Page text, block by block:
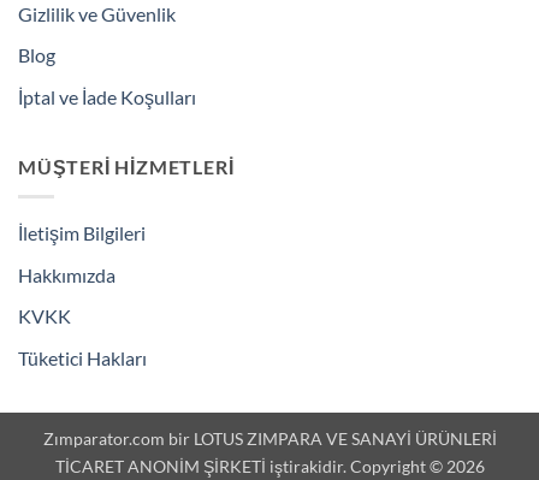
Gizlilik ve Güvenlik
Blog
İptal ve İade Koşulları
MÜŞTERI HIZMETLERI
İletişim Bilgileri
Hakkımızda
KVKK
Tüketici Hakları
Zımparator.com bir LOTUS ZIMPARA VE SANAYİ ÜRÜNLERİ
TİCARET ANONİM ŞİRKETİ iştirakidir. Copyright © 2026